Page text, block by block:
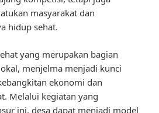
masyarakat dan
hidup sehat.
yang merupakan bagian
menjelma menjadi kunci
ekonomi dan
Melalui kegiatan yang
ini, desa dapat menjadi model